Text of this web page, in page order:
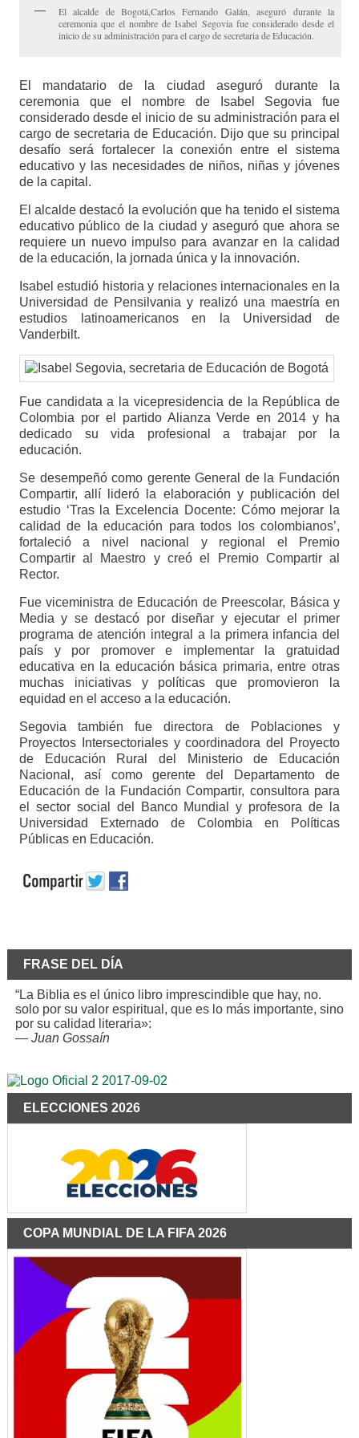
El alcalde de Bogotá,Carlos Fernando Galán, aseguró durante la
ceremonia que el nombre de Isabel Segovia fue considerado desde el
inicio de su administración para el cargo de secretaria de Educación.
El mandatario de la ciudad aseguró durante la
ceremonia que el nombre de Isabel Segovia fue
considerado desde el inicio de su administración para el
cargo de secretaria de Educación. Dijo que su principal
desafío será fortalecer la conexión entre el sistema
educativo y las necesidades de niños, niñas y jóvenes
de la capital.
El alcalde destacó la evolución que ha tenido el sistema
educativo público de la ciudad y aseguró que ahora se
requiere un nuevo impulso para avanzar en la calidad
de la educación, la jornada única y la innovación.
Isabel estudió historia y relaciones internacionales en la
Universidad de Pensilvania y realizó una maestría en
estudios latinoamericanos en la Universidad de
Vanderbilt.
Fue candidata a la vicepresidencia de la República de
Colombia por el partido Alianza Verde en 2014 y ha
dedicado su vida profesional a trabajar por la
educación.
Se desempeñó como gerente General de la Fundación
Compartir, allí lideró la elaboración y publicación del
estudio ‘Tras la Excelencia Docente: Cómo mejorar la
calidad de la educación para todos los colombianos’,
fortaleció a nivel nacional y regional el Premio
Compartir al Maestro y creó el Premio Compartir al
Rector.
Fue viceministra de Educación de Preescolar, Básica y
Media y se destacó por diseñar y ejecutar el primer
programa de atención integral a la primera infancia del
país y por promover e implementar la gratuidad
educativa en la educación básica primaria, entre otras
muchas iniciativas y políticas que promovieron la
equidad en el acceso a la educación.
Segovia también fue directora de Poblaciones y
Proyectos Intersectoriales y coordinadora del Proyecto
de Educación Rural del Ministerio de Educación
Nacional, así como gerente del Departamento de
Educación de la Fundación Compartir, consultora para
el sector social del Banco Mundial y profesora de la
Universidad Externado de Colombia en Políticas
Públicas en Educación.
FRASE DEL DÍA
“La Biblia es el único libro imprescindible que hay, no.
solo por su valor espiritual, que es lo más importante, sino
por su calidad literaria»:
— Juan Gossaín
ELECCIONES 2026
COPA MUNDIAL DE LA FIFA 2026